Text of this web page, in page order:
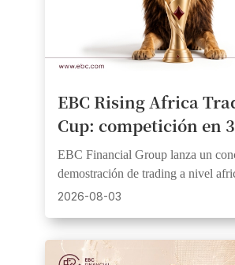
EBC Rising Africa
Cup: competición en
países africanos con
en efectivo
EBC Financial Group lanza un
demostración de trading a nivel
1.000 USD en premios, 20
2026-08-03